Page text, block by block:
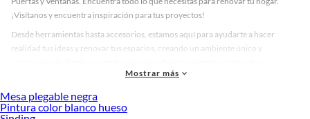
¡Visítanos y encuentra inspiración para tus proyectos!
Desde herramientas hasta accesorios, estamos aquí para ayudarte a hacer
realidad tus ideas y renovar tus espacios, creando un ambiente único y
accesorios de calidad que te ayudarán a crear un espacio más tú.
Desde remodelaciones hasta proyectos de decoración, estamos aquí para hacer
tus ideas realidad. ¡Visítanos y encuentra todo lo que tenemos para ofrecerte en
Mostrar más
Mesa plegable negra
Pintura color blanco hueso